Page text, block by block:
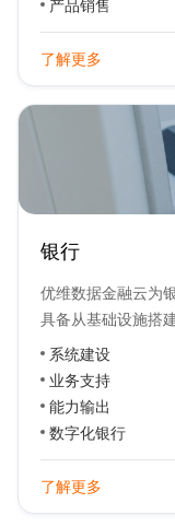
产品销售
了解更多
银行
优维数据金融云为
具备从基础设施搭
系统建设
业务支持
能力输出
数字化银行
了解更多